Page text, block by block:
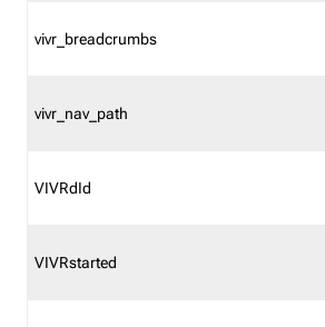
vivr_breadcrumbs
vivr_nav_path
VIVRdId
VIVRstarted